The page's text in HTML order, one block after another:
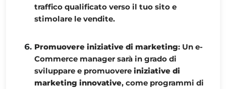
traffico qualificato verso il tuo sito e
stimolare le vendite.
Promuovere iniziative di marketing: Un e-
Commerce manager sarà in grado di
sviluppare e promuovere iniziative di
marketing innovative, come programmi di